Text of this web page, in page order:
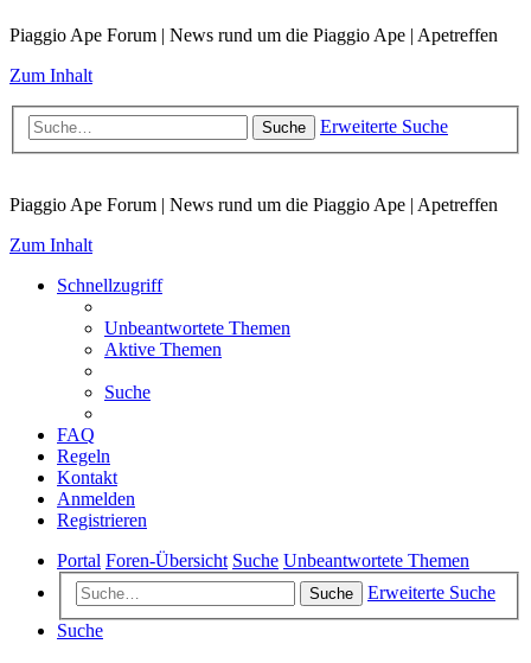
Piaggio Ape Forum | News rund um die Piaggio Ape | Apetreffen
Zum Inhalt
Suche Erweiterte Suche
Piaggio Ape Forum | News rund um die Piaggio Ape | Apetreffen
Zum Inhalt
Schnellzugriff
Unbeantwortete Themen
Aktive Themen
Suche
FAQ
Regeln
Kontakt
Anmelden
Registrieren
Portal Foren-Übersicht Suche Unbeantwortete Themen
Suche
Erweiterte Suche
Suche